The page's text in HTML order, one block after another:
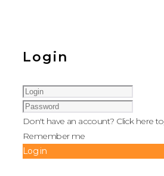
Login
Don't have an account? Click here to
Remember me
Log in